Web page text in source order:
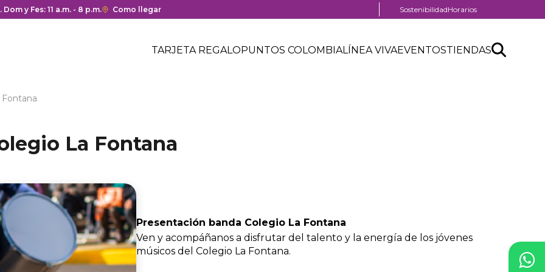
y cierre del centro comercial.
y Fes: 11 a.m. - 8 p.m.Enlace
Como llegar
Menú
SostenibilidadHorarios
Header
Menú
TARJETA REGALOPUNTOS COLOMBIALÍNEA VIVAEVENTOSTIENDASSearch
Buscar
La Fontana
Presentación banda Colegio La Fontana
Ven y acompáñanos a disfrutar del talento y la energía de los jóvenes
músicos del Colegio La Fontana.